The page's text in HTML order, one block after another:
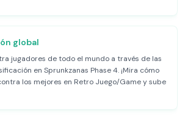
global
jugadores de todo el mundo a través de las
en Sprunkzanas Phase 4. ¡Mira cómo
los mejores en Retro Juego/Game y sube